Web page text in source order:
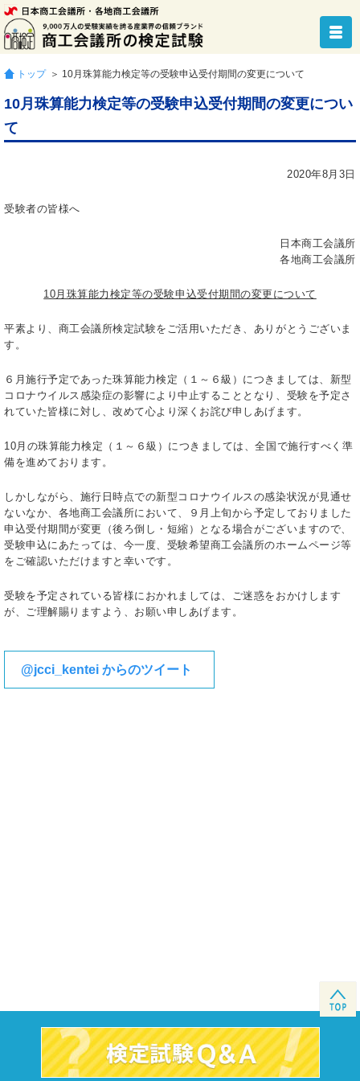
トップ ＞ 10月珠算能力検定等の受験申込受付期間の変更について
10月珠算能力検定等の受験申込受付期間の変更につい
て
2020年8月3日
受験者の皆様へ
日本商工会議所
各地商工会議所
10月珠算能力検定等の受験申込受付期間の変更について
平素より、商工会議所検定試験をご活用いただき、ありがとうございま
す。
６月施行予定であった珠算能力検定（１～６級）につきましては、新型
コロナウイルス感染症の影響により中止することとなり、受験を予定さ
れていた皆様に対し、改めて心より深くお詫び申しあげます。
10月の珠算能力検定（１～６級）につきましては、全国で施行すべく準
備を進めております。
しかしながら、施行日時点での新型コロナウイルスの感染状況が見通せ
ないなか、各地商工会議所において、９月上旬から予定しておりました
申込受付期間が変更（後ろ倒し・短縮）となる場合がございますので、
受験申込にあたっては、今一度、受験希望商工会議所のホームページ等
をご確認いただけますと幸いです。
受験を予定されている皆様におかれましては、ご迷惑をおかけします
が、ご理解賜りますよう、お願い申しあげます。
@jcci_kentei からのツイート